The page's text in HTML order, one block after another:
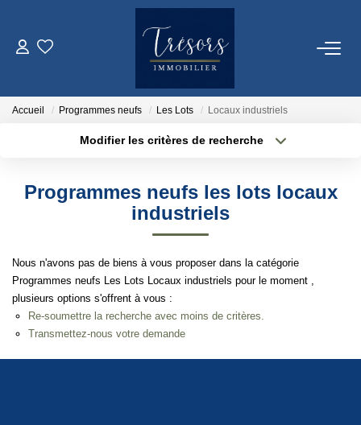
Qui Sommes-Nous
Notre Équipe
ESTIMATION
Accueil Programmes neufs Les Lots Locaux industriels
Modifier les critères de recherche
Plus de critères Créer une alerte
Programmes neufs les lots locaux
industriels
Nous n'avons pas de biens à vous proposer dans la catégorie
Programmes neufs Les Lots Locaux industriels pour le moment ,
plusieurs options s'offrent à vous :
Re-soumettre la recherche avec moins de critères.
Transmettez-nous votre demande